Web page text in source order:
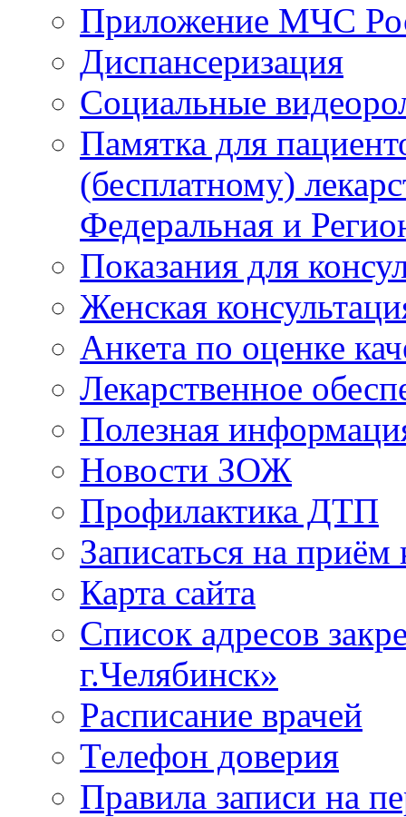
Приложение МЧС
Диспансеризация
Социальные
Памятка для
(бесплатному)
Федеральная и
Показания для
Женская
Анкета по оценке
Лекарственное
Полезная
Новости ЗОЖ
Профилактика ДТП
Записаться на приём
Карта сайта
Список адресов
г.Челябинск»
Расписание врачей
Телефон доверия
Правила записи на